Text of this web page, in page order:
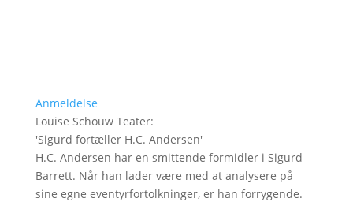
Anmeldelse
Louise Schouw Teater:
'Sigurd fortæller H.C. Andersen'
H.C. Andersen har en smittende formidler i Sigurd
Barrett. Når han lader være med at analysere på
sine egne eventyrfortolkninger, er han forrygende.